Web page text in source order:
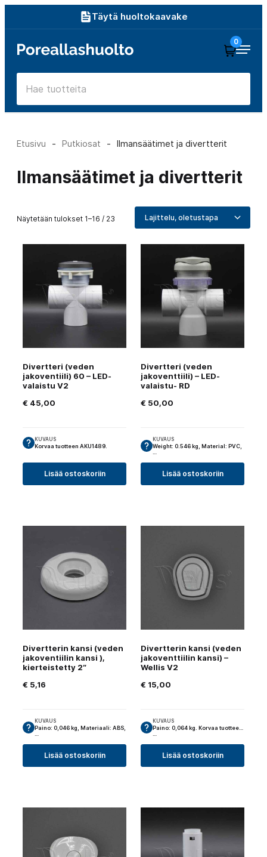
sisältöön
Täytä huoltokaavake
Poreallashuolto
0
Etusivu - Putkiosat - Ilmansäätimet ja divertterit
Ilmansäätimet ja divertterit
Näytetään tulokset 1–16 / 23
Divertteri (veden
jakoventiili) 60 – LED-
valaistu V2
€ 45,00
KUVAUS
Korvaa tuotteen AKU1489.
Lisää ostoskoriin
Divertteri (veden
jakoventtiili) – LED-
valaistu- RD
€ 50,00
KUVAUS
Weight: 0.546 kg, Material: PVC,
Lisää ostoskoriin
Divertterin kansi (veden
jakoventiilin kansi ),
kierteistetty 2″
€ 5,16
KUVAUS
Paino: 0,046 kg, Materiaali: ABS,
Lisää ostoskoriin
Divertterin kansi (veden
jakoventtiilin kansi) –
Wellis V2
€ 15,00
KUVAUS
Paino: 0,064 kg. Korvaa tuotteen:
Lisää ostoskoriin